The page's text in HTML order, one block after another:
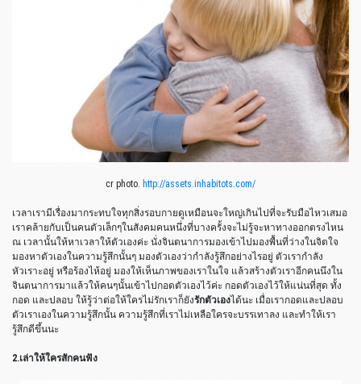
cr photo. http://assets.inhabitots.com/
เวลาเรามีเรื่องมากระทบใจทุกสิ่งรอบกายดูเหมือนจะใหญ่เกินไปที่จะรับมือไหวเสมอ
เราคล้ายกับเป็นคนตัวเล็กๆในสังคมคนหนึ่งที่บางครั้งจะไม่รู้จะหาทางออกตรงไหน
ณ เวลานั้นให้หาเวลาให้ตัวเองค่ะ นั่งจินตนาการมองเข้าไปมองพื้นที่ว่างในจิตใจ
มองหาตัวเองในความรู้สึกนั้นๆ มองตัวเองว่ากำลังรู้สึกอย่างไรอยู่ ตัวเรากำลัง
หัวเราะอยู่ หรือร้องไห้อยู่ มองให้เห็นภาพของเราในใจ แล้วสร้างตัวเราอีกคนนึงใน
จินตนาการมาแล้วให้คนๆนั้นเข้าไปกอดตัวเองไว้ค่ะ กอดตัวเองไว้ให้แน่นที่สุด ทั้ง
กอด และปลอบ ให้รู้ว่าต่อให้ใครไม่รักเราก็ยังรักตัวเองได้นะ เมื่อเรากอดและปลอบ
ตัวเราเองในความรู้สึกนั้น ความรู้สึกที่เราไม่เหลือใครจะบรรเทาลง และทำให้เรา
รู้สึกดีขึ้นนะ
2.เล่าให้ใครสักคนฟัง